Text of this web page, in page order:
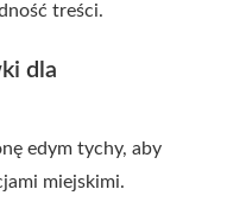
treści.
dla
edym tychy, aby
miejskimi.